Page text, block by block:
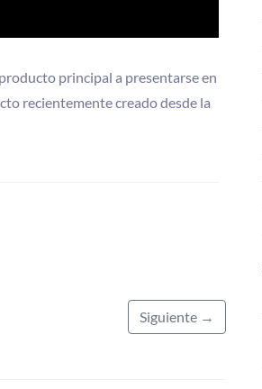
principal a presentarse en
recientemente creado desde la
Siguiente →